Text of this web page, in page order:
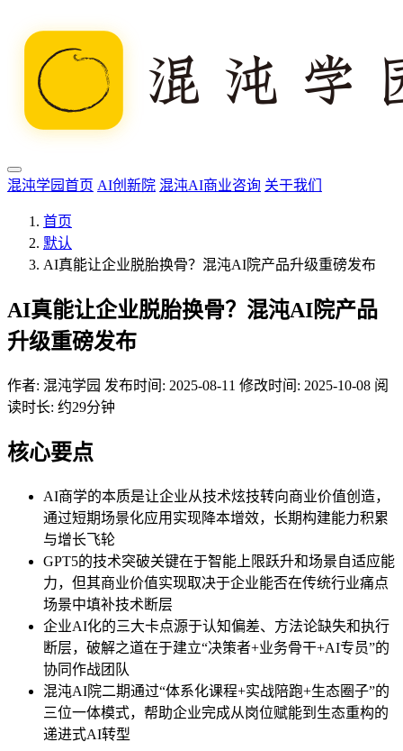
混沌学园首页 AI创新院 混沌AI商业咨询 关于我们
首页
默认
AI真能让企业脱胎换骨？混沌AI院产品升级重磅发布
AI真能让企业脱胎换骨？混沌AI院产品
升级重磅发布
作者: 混沌学园 发布时间: 2025-08-11 修改时间: 2025-10-08 阅
读时长: 约29分钟
核心要点
AI商学的本质是让企业从技术炫技转向商业价值创造，
通过短期场景化应用实现降本增效，长期构建能力积累
与增长飞轮
GPT5的技术突破关键在于智能上限跃升和场景自适应能
力，但其商业价值实现取决于企业能否在传统行业痛点
场景中填补技术断层
企业AI化的三大卡点源于认知偏差、方法论缺失和执行
断层，破解之道在于建立“决策者+业务骨干+AI专员”的
协同作战团队
混沌AI院二期通过“体系化课程+实战陪跑+生态圈子”的
三位一体模式，帮助企业完成从岗位赋能到生态重构的
递进式AI转型